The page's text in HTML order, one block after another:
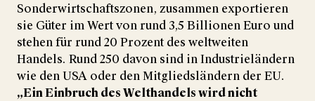
Sonderwirtschaftszonen, zusammen exportieren
sie Güter im Wert von rund 3,5 Billionen Euro und
stehen für rund 20 Prozent des weltweiten
Handels. Rund 250 davon sind in Industrieländern
wie den USA oder den Mitgliedsländern der EU.
„Ein Einbruch des Welthandels wird nicht